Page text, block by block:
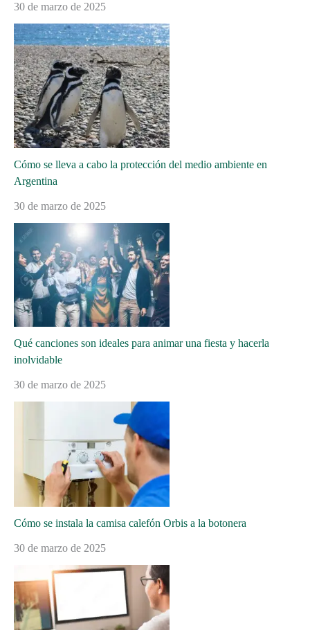
30 de marzo de 2025
Cómo se lleva a cabo la protección del medio ambiente en
Argentina
30 de marzo de 2025
Qué canciones son ideales para animar una fiesta y hacerla
inolvidable
30 de marzo de 2025
Cómo se instala la camisa calefón Orbis a la botonera
30 de marzo de 2025